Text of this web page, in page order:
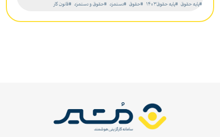
#پایه حقوق #پایه حقوق1403 #حقوق #دستمزد #حقوق و دستمزد #قانون کار